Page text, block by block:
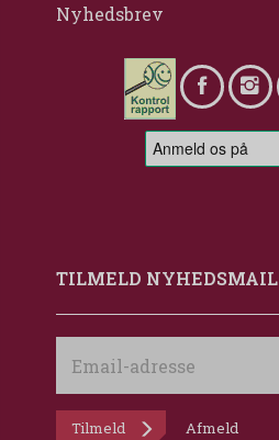
Nyhedsbrev
TILMELD NYHEDSMAIL
adresse
Tilmeld Afmeld